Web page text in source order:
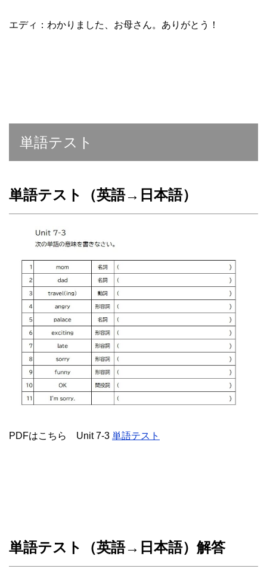
エディ：わかりました、お母さん。ありがとう！
単語テスト
単語テスト（英語→日本語）
PDFはこちら Unit 7-3 単語テスト
単語テスト（英語→日本語）解答